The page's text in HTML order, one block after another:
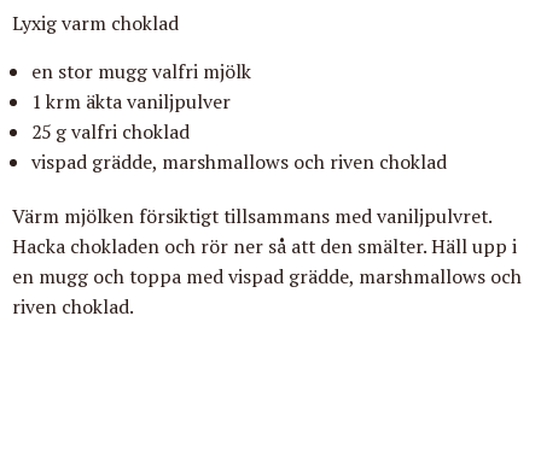
Lyxig varm choklad
en stor mugg valfri mjölk
1 krm äkta vaniljpulver
25 g valfri choklad
vispad grädde, marshmallows och riven choklad
Värm mjölken försiktigt tillsammans med vaniljpulvret.
Hacka chokladen och rör ner så att den smälter. Häll upp i
en mugg och toppa med vispad grädde, marshmallows och
riven choklad.